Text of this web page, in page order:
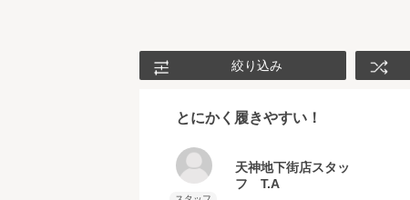
絞り込み
とにかく履きやすい！
天神地下街店スタッ
フ T.A